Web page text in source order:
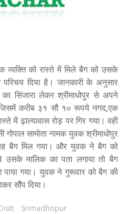
व्यक्ति को रास्ते में मिले बैग को उसके
परिचय दिया है। जानकारी के अनुसार
सिंजारा लेकर श्रीमाधोपुर से अपने
करीब ३१ सौ १० रूपये नगद,एक
में ढ़ाल्यावास रोड़ पर गिर गया। वहीं
गोपाल सामोता नामक युवक श्रीमाधोपुर
बैग मिल गया। और युवक ने बैग को
मालिक का पता लगाया तो बैग
पाया गया। युवक ने गुरूवार को बैग की
सौंप दिया।
Srimadhopur